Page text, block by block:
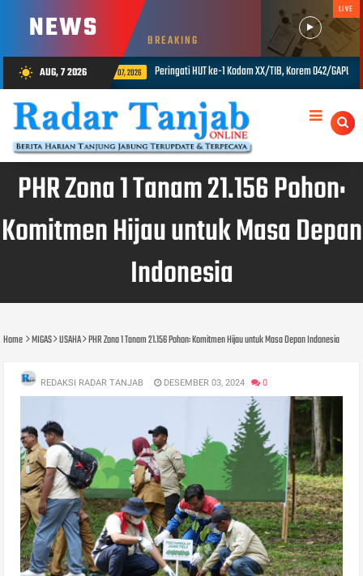
NEWS BREAKING
LIVE
wb_sunny AUG, 7 2026
ke-1 Kodam XX/TIB, Korem 042/GAPU Gelar Donor Darah di Makodim 0415/Jambi
PHR Zona 1 Tanam 21.156 Pohon:
Komitmen Hijau untuk Masa Depan
Indonesia
Home MIGAS USAHA PHR Zona 1 Tanam 21.156 Pohon: Komitmen Hijau untuk Masa Depan Indonesia
REDAKSI RADAR TANJAB DESEMBER 03, 2024 0